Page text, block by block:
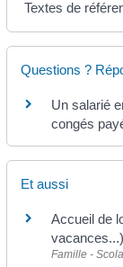
Textes de
Questions ?
Un salarié
congés
Et aussi
Accueil de
vacances...)
Famille -